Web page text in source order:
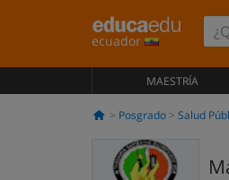
ecuador
MAESTRÍA
Posgrado Salud